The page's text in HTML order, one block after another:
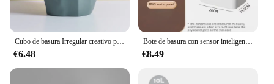
€6.48
Bote de basura con sensor inteligente estrecho sin contacto, bote de basura electrónico con ensacado automático de 15L para hogar inteligente, bote de basura para baño blanco
€8.49